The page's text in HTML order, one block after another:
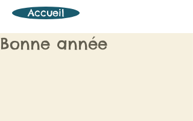
Accueil
Bonne année